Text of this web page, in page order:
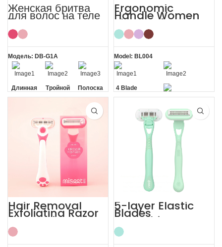
Женская бритва
для волос на теле
Cat Paw Plus
Lady Razor
Модель: DB-G1A
Длинная
ручка
Тройной
клинок
Полоска
алоэ вера
360°
Ergonomic
Handle Women
Sharp Private
Area 4 Blade
Razor
Model: BL004
4 Blade
Razor
Private Area
Hair Removal
Exfoliating Razor
for Sensitive Skin
Women’s
5-layer Elastic
Blades
Smoothing
Painless Women
Razor